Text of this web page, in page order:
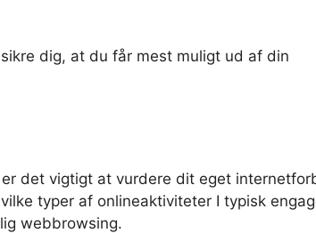
dig, at du får mest muligt ud af din
det vigtigt at vurdere dit eget
typer af onlineaktiviteter I typisk
webbrowsing.